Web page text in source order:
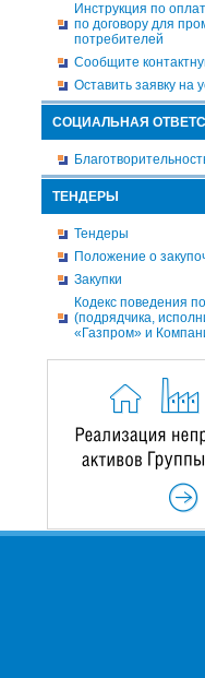
Инструкция по
по договору для
потребителей
Сообщите
Оставить заявку на
СОЦИАЛЬНАЯ
ТЕНДЕРЫ
Тендеры
Положение о
Закупки
Кодекс поведения
(подрядчика,
«Газпром» и